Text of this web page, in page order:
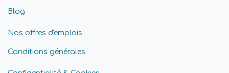
Blog
Nos offres d'emplois
Conditions générales